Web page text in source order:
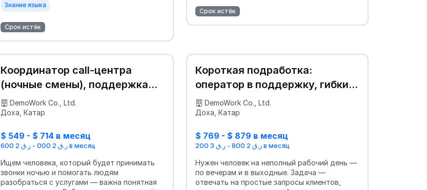
Знание языка
Срок истёк
Срок истёк
Координатор call-центра
(ночные смены), поддержка
для мигрантов
DemoWork Co., Ltd.
Доха, Катар
$ 549 - $ 714 в месяц
ر.ق 2 000 - ر.ق 2 600 в месяц
Ищем человека, который будет принимать
звонки ночью и помогать людям
разобраться с услугами — важна понятная
Короткая подработка:
оператор в поддержку, гибкий
график
DemoWork Co., Ltd.
Доха, Катар
$ 769 - $ 879 в месяц
ر.ق 2 800 - ر.ق 3 200 в месяц
Нужен человек на неполный рабочий день —
по вечерам и в выходные. Задача —
отвечать на простые запросы клиентов,